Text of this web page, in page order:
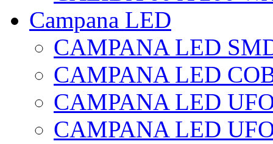
Campana LED
CAMPANA LED
CAMPANA LED
CAMPANA LED
CAMPANA LED